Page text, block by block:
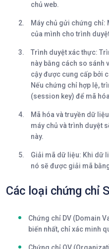
chủ web.
Máy chủ gửi chứng chỉ:
của mình cho trình
Trình duyệt xác thực:
này bằng cách so sánh
cậy được cung cấp bởi
Nếu chứng chỉ hợp lệ,
(session key) để mã
Mã hóa và truyền dữ
máy chủ và trình duyệt
này.
Giải mã dữ liệu: Khi dữ
nó sẽ được giải mã
Các loại chứng chỉ
Chứng chỉ DV (Domain
biến nhất, chỉ xác minh